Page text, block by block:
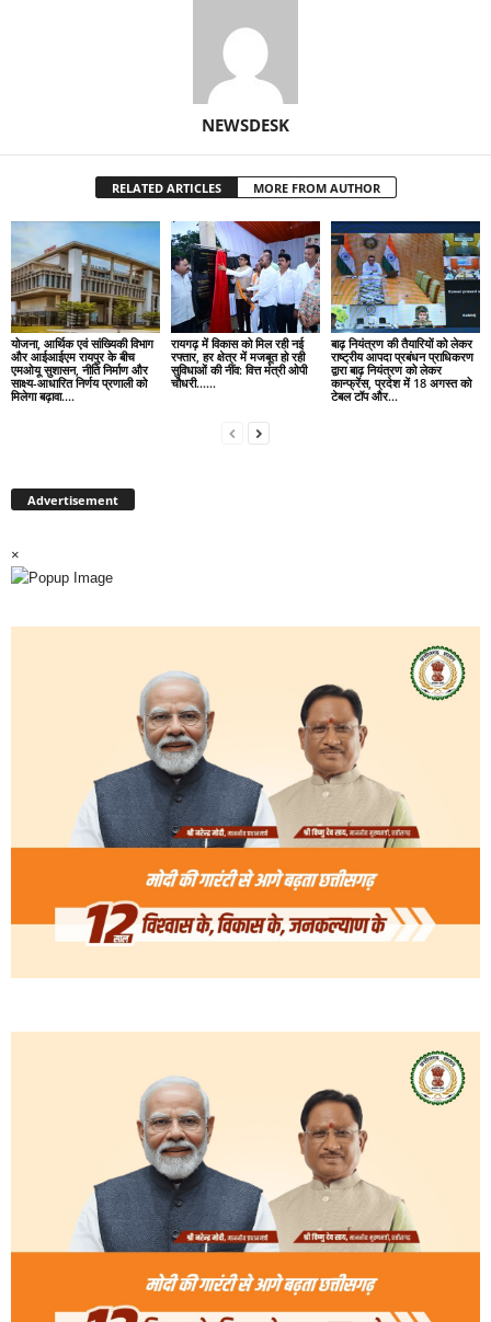
NEWSDESK
RELATED ARTICLES MORE FROM AUTHOR
योजना, आर्थिक एवं सांख्यिकी विभाग
और आईआईएम रायपुर के बीच
एमओयू सुशासन, नीति निर्माण और
साक्ष्य-आधारित निर्णय प्रणाली को
मिलेगा बढ़ावा….
रायगढ़ में विकास को मिल रही नई
रफ्तार, हर क्षेत्र में मजबूत हो रही
सुविधाओं की नींव: वित्त मंत्री ओपी
चौधरी……
बाढ़ नियंत्रण की तैयारियों को लेकर
राष्ट्रीय आपदा प्रबंधन प्राधिकरण
द्वारा बाढ़ नियंत्रण को लेकर
कान्फ्रेंस, प्रदेश में 18 अगस्त को
टेबल टॉप और...
Advertisement
×